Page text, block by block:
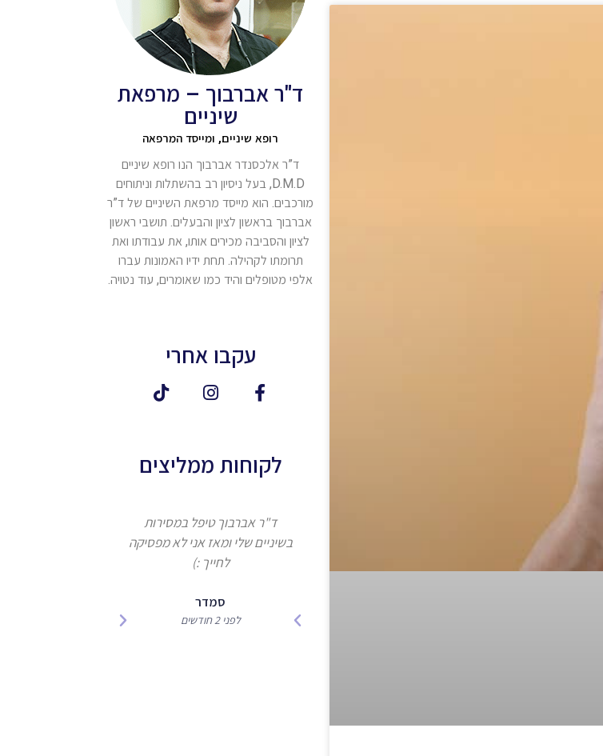
ד"ר אברבוך – מרפאת
שיניים
רופא שיניים, ומייסד המרפאה
ד”ר אלכסנדר אברבוך הנו רופא שיניים
D.M.D, בעל ניסיון רב בהשתלות וניתוחים
מורכבים. הוא מייסד מרפאת השיניים של ד”ר
אברבוך בראשון לציון והבעלים. תושבי ראשון
לציון והסביבה מכירים אותו, את עבודתו ואת
תרומתו לקהילה. תחת ידיו האמונות עברו
אלפי מטופלים והיד כמו שאומרים, עוד נטויה.
עקבו אחרי
לקוחות ממליצים
ד"ר אברבוך טיפל במסירות
בשיניים שלי ומאז אני לא מפסיקה
לחייך :)
סמדר
לפני 2 חודשים